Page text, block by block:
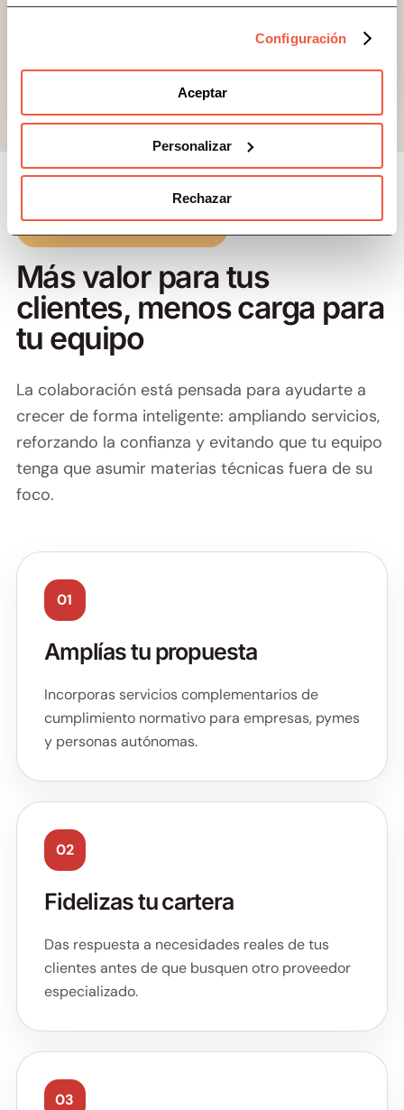
Configuración
Aceptar
Personalizar
Rechazar
fórmula que mejor encaje con tu
Más valor para tus
clientes, menos carga para
tu equipo
La colaboración está pensada para ayudarte a
crecer de forma inteligente: ampliando servicios,
reforzando la confianza y evitando que tu equipo
tenga que asumir materias técnicas fuera de su
foco.
01
Amplías tu propuesta
Incorporas servicios complementarios de
cumplimiento normativo para empresas, pymes
y personas autónomas.
02
Fidelizas tu cartera
Das respuesta a necesidades reales de tus
clientes antes de que busquen otro proveedor
especializado.
03